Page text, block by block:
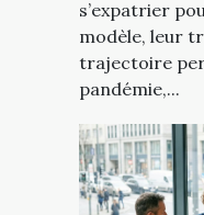
s’expatrier
modèle, leur
trajectoire
pandémie,...